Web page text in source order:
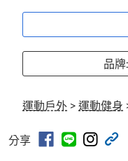
品
運動戶外 > 運動健身
分享